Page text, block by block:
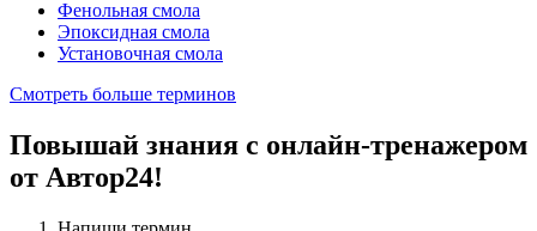
Фенольная смола
Эпоксидная смола
Установочная смола
Смотреть больше терминов
Повышай знания с онлайн-тренажером
от Автор24!